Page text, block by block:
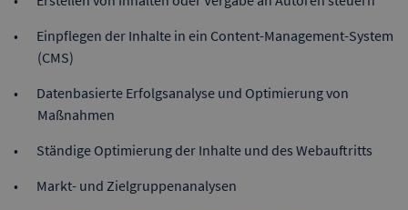
Einpflegen der Inhalte in ein Content-Management-System
(CMS)
Datenbasierte Erfolgsanalyse und Optimierung von
Maßnahmen
Ständige Optimierung der Inhalte und des Webauftritts
Markt- und Zielgruppenanalysen